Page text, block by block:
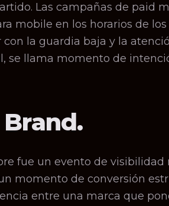
Las campañas de paid
mobile en los horarios de
la guardia baja y la
se llama momento de
fue un evento de visibilidad
momento de conversión
entre una marca que